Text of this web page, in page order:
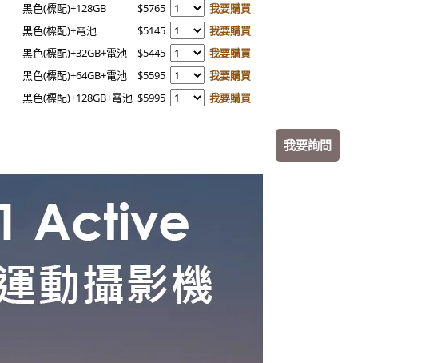
黑色(標配)+128GB
$5765
我要購買
黑色(標配)+電池
$5145
我要購買
黑色(標配)+32GB+電池
$5445
我要購買
黑色(標配)+64GB+電池
$5595
我要購買
黑色(標配)+128GB+電池 $5995 我要購買
我要詢問